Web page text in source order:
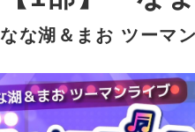
なな湖＆まお ツーマ